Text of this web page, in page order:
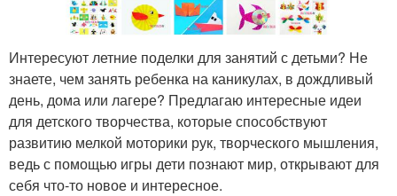
Интересуют летние поделки для занятий с детьми? Не
знаете, чем занять ребенка на каникулах, в дождливый
день, дома или лагере? Предлагаю интересные идеи
для детского творчества, которые способствуют
развитию мелкой моторики рук, творческого мышления,
ведь с помощью игры дети познают мир, открывают для
себя что-то новое и интересное.